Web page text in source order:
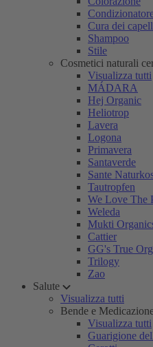
Cura dei
Shampoo
Stile
Cosmetici naturali
Visualizza tutti
MÁDARA
Hej Organic
Heliotrop
Lavera
Logona
Primavera
Santaverde
Sante
Tautropfen
We Love The
Weleda
Mukti
Cattier
GG's True
Trilogy
Zao
Salute
Visualizza tutti
Bende e
Visualizza tutti
Guarigione